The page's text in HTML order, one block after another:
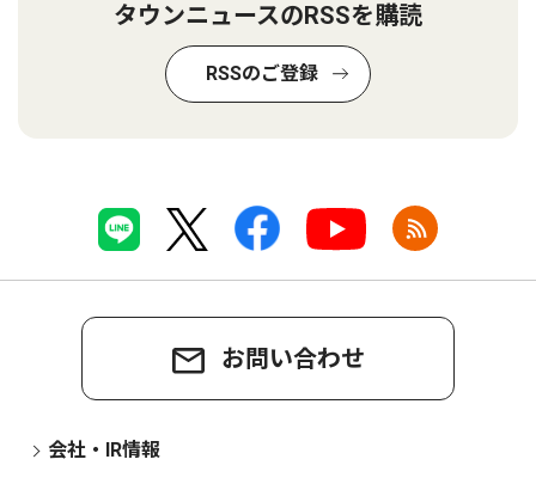
タウンニュースのRSSを購読
RSSのご登録
お問い合わせ
会社・IR情報